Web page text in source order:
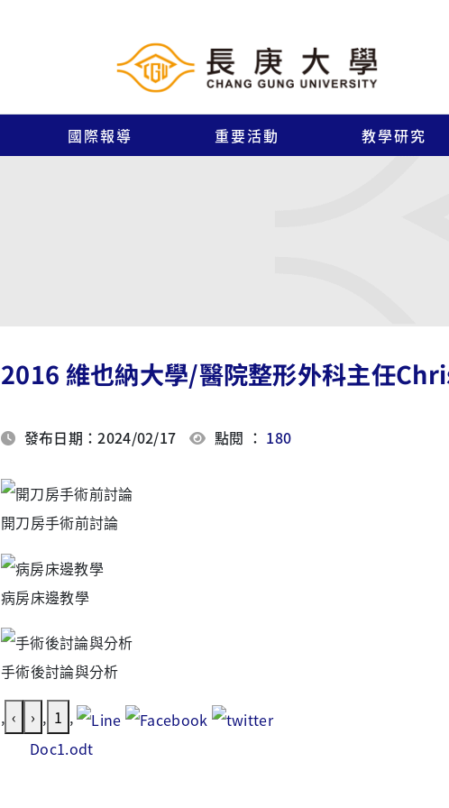
國際報導 重要活動 教學研究
2016 維也納大學/醫院整形外科主任
發布日期：2024/02/17 點閱 ： 180
開刀房手術前討論
病房床邊教學
手術後討論與分析
, ‹ › , 1 ,
Doc1.odt